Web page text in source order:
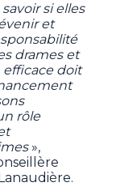
si elles
et
drames et
doit
rôle
»,